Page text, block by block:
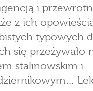
i
z ich
typowych
się przeżywało
stalinowskim i